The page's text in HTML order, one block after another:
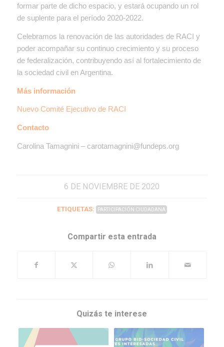
formar parte de dicho espacio, y estará ocupando un rol
de suplente para el período 2020-2022.
Celebramos la renovación de las autoridades de RACI y
poder acompañar su continuo crecimiento y su proceso
de federalización, contribuyendo así al fortalecimiento de
la sociedad civil en Argentina.
Más información
Nuevo Comité Ejecutivo de RACI
Contacto
Carolina Tamagnini – carotamagnini@fundeps.org
6 DE NOVIEMBRE DE 2020
ETIQUETAS: PARTICIPACIÓN CIUDADANA
Compartir esta entrada
Quizás te interese